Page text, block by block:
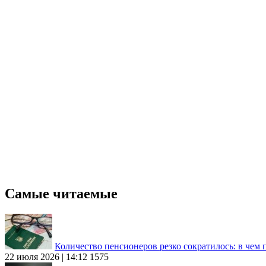
Самые читаемые
Количество пенсионеров резко сократилось: в чем
22 июля 2026 | 14:12 1575